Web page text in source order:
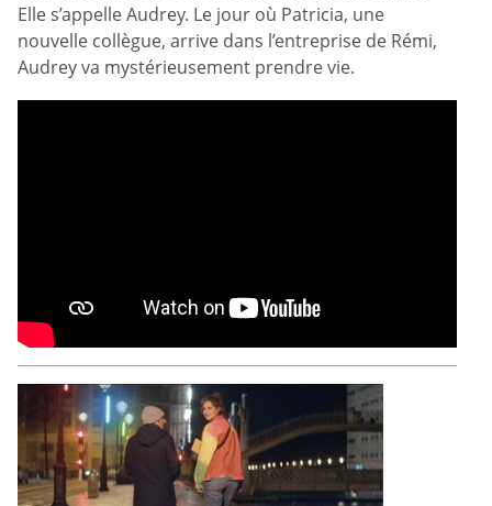
Elle s’appelle Audrey. Le jour où Patricia, une
nouvelle collègue, arrive dans l’entreprise de Rémi,
Audrey va mystérieusement prendre vie.